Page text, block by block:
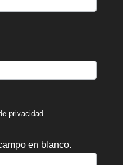
privacidad.
en blanco.